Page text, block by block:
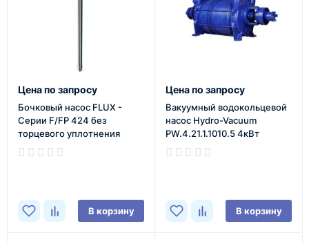
Цена по запросу
Бочковый насос FLUX -
Серии F/FP 424 без
торцевого уплотнения
В корзину
Цена по запросу
Вакуумный водокольцевой
насос Hydro-Vacuum
PW.4.21.1.1010.5 4кВт
В корзину